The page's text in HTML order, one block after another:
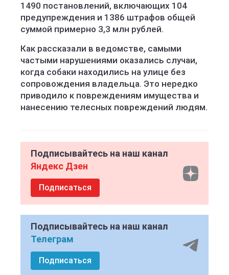
1490 постановлений, включающих 104
предупреждения и 1386 штрафов общей
суммой примерно 3,3 млн рублей.
Как рассказали в ведомстве, самыми
частыми нарушениями оказались случаи,
когда собаки находились на улице без
сопровождения владельца. Это нередко
приводило к повреждениям имущества и
нанесению телесных повреждений людям.
Подписывайтесь на наш канал
Яндекс Дзен
Подписаться
Подписывайтесь на наш канал
Телеграм
Подписаться